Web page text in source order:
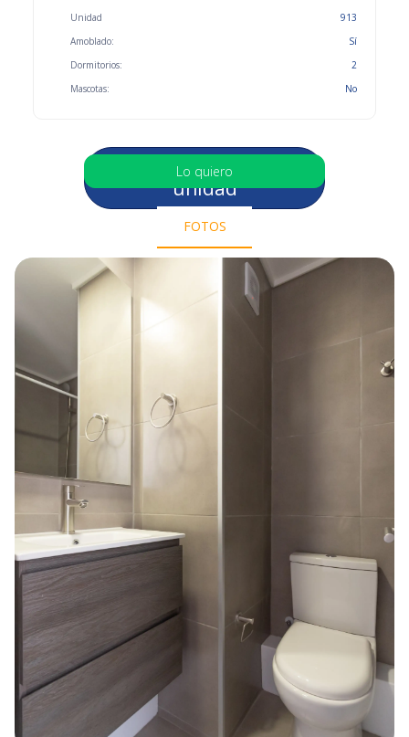
Unidad
Amoblado:
Dormitorios:
Mascotas:
913
Sí
2
No
Selecciona otra
unidad
Lo quiero
FOTOS